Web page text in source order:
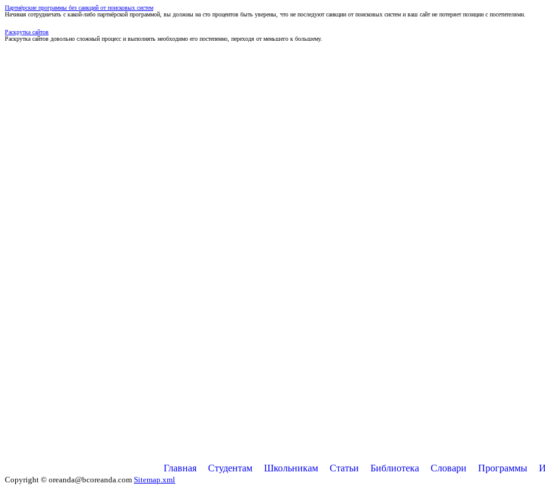
Партнёрские программы без санкций от поисковых систем
Начиная сотрудничать с какой-либо партнёрской программой, вы должны на сто процентов быть уверены, что не последуют санкции от поисковых систем и ваш сайт не потеряет позиции с посетителями.
Раскрутка сайтов
Раскрутка сайтов довольно сложный процесс и выполнять необходимо его постепенно, переходя от меньшего к большему.
Главная Студентам Школьникам Статьи Библиотека Словари Программы
Copyright © oreanda@bcoreanda.com Sitemap.xml